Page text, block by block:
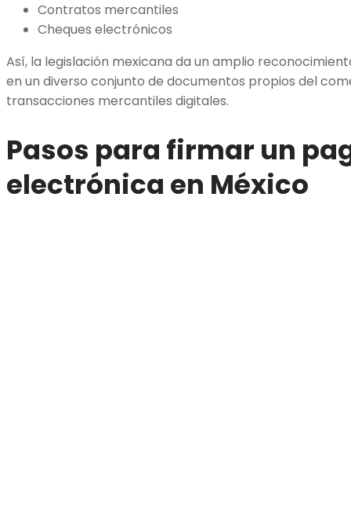
Contratos mercantiles
Cheques electrónicos
Así, la legislación mexicana da un amplio
en un diverso conjunto de documentos propios del
transacciones mercantiles digitales.
Pasos para firmar un
electrónica en México